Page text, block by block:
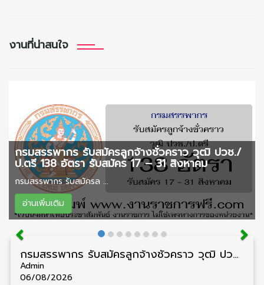
งานที่น่าสนใจ
กรมสรรพากร รับสมัครลูกจ้างชั่วคราว วุฒิ ปวช./
ป.ตรี 138 อัตรา รับสมัคร 17 – 31 สิงหาคม
กรมสรรพากร รับสมัครล ...
อ่านเพิ่มเติม
กรมสรรพากร รับสมัครลูกจ้างชั่วคราว วุฒิ ปวช./ป.ตรี 138 อัตรา รับสมัคร 17 – 31 สิงหาคม
Admin
06/08/2026